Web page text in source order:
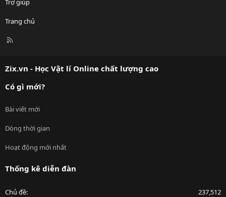
Trang chủ
R
Zix.vn - Học Vật lí Online chất lượng cao
Có gì mới?
Bài viết mới
Dòng thời gian
Hoạt động mới nhất
Thống kê diễn đàn
Chủ đề 237,512